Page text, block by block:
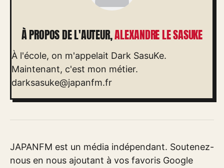
À PROPOS DE L'AUTEUR,ALEXANDRE LE SASUKE
À l'école, on m'appelait Dark SasuKe.
Maintenant, c'est mon métier.
darksasuke@japanfm.fr
JAPANFM est un média indépendant. Soutenez-
nous en nous ajoutant à vos favoris Google